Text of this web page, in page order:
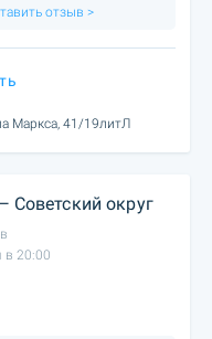
отзыв >
Маркса, 41/19литЛ
Советский округ
в 20:00